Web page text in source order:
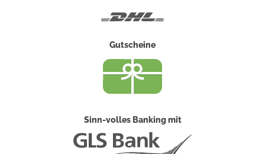
Gutscheine
Sinn-volles Banking mit